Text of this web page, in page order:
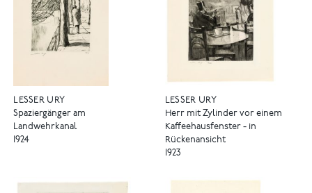
LESSER URY
Spaziergänger am
Landwehrkanal
1924
LESSER URY
Herr mit Zylinder vor einem
Kaffeehausfenster - in
Rückenansicht
1923